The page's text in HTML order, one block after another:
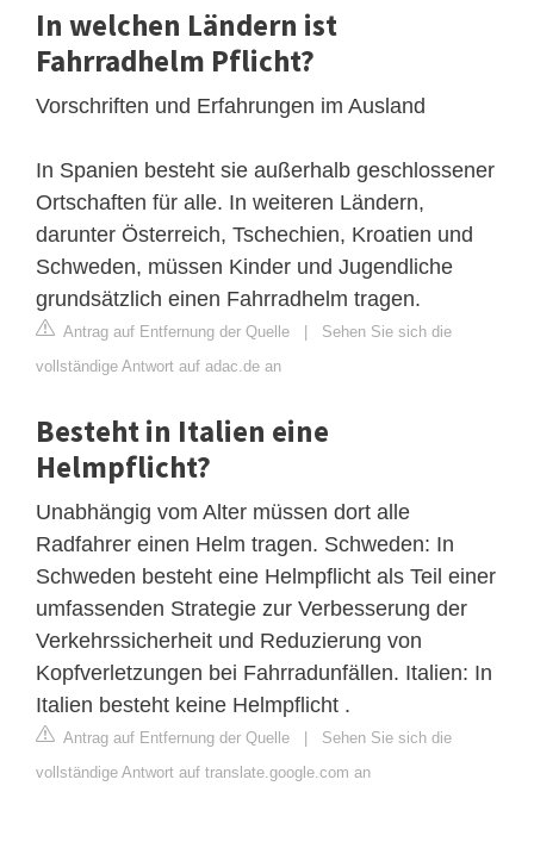
In welchen Ländern ist
Fahrradhelm Pflicht?
Vorschriften und Erfahrungen im Ausland
In Spanien besteht sie außerhalb geschlossener
Ortschaften für alle. In weiteren Ländern,
darunter Österreich, Tschechien, Kroatien und
Schweden, müssen Kinder und Jugendliche
grundsätzlich einen Fahrradhelm tragen.
Antrag auf Entfernung der Quelle
Sehen Sie sich die
vollständige Antwort auf adac.de an
Besteht in Italien eine
Helmpflicht?
Unabhängig vom Alter müssen dort alle
Radfahrer einen Helm tragen. Schweden: In
Schweden besteht eine Helmpflicht als Teil einer
umfassenden Strategie zur Verbesserung der
Verkehrssicherheit und Reduzierung von
Kopfverletzungen bei Fahrradunfällen. Italien: In
Italien besteht keine Helmpflicht .
Antrag auf Entfernung der Quelle
Sehen Sie sich die
vollständige Antwort auf translate.google.com an